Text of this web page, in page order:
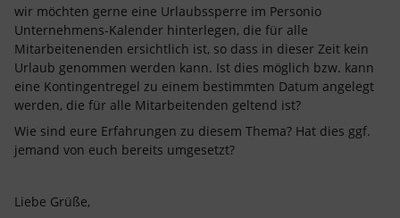
wir möchten gerne eine Urlaubssperre im Personio
Unternehmens-Kalender hinterlegen, die für alle
Mitarbeitenenden ersichtlich ist, so dass in dieser Zeit kein
Urlaub genommen werden kann. Ist dies möglich bzw. kann
eine Kontingentregel zu einem bestimmten Datum angelegt
werden, die für alle Mitarbeitenden geltend ist?
Wie sind eure Erfahrungen zu diesem Thema? Hat dies ggf.
jemand von euch bereits umgesetzt?
Liebe Grüße,